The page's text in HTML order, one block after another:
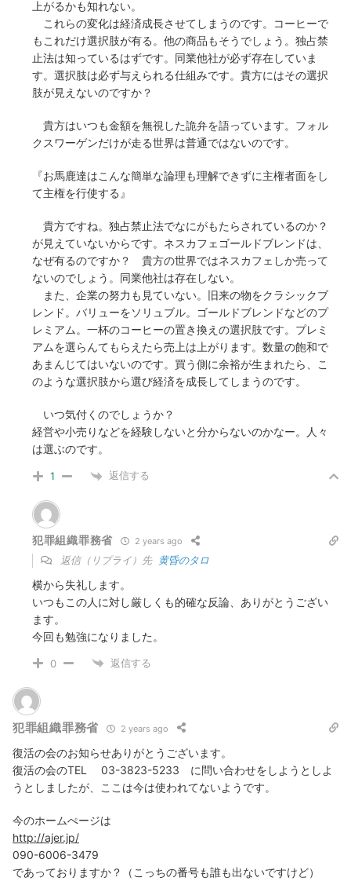
上がるかも知れない。
これらの変化は経済成長させてしまうのです。コーヒーで
もこれだけ選択肢が有る。他の商品もそうでしょう。独占禁
止法は知っているはずです。同業他社が必ず存在していま
す。選択肢は必ず与えられる仕組みです。貴方にはその選択
肢が見えないのですか？
貴方はいつも金額を無視した詭弁を語っています。フォル
クスワーゲンだけが走る世界は普通ではないのです。
『お馬鹿達はこんな簡単な論理も理解できずに主権者面をし
て主権を行使する』
貴方ですね。独占禁止法でなにがもたらされているのか？
が見えていないからです。ネスカフェゴールドブレンドは、
なぜ有るのですか？ 貴方の世界ではネスカフェしか売って
ないのでしょう。同業他社は存在しない。
また、企業の努力も見ていない。旧来の物をクラシックブ
レンド。バリューをソリュブル。ゴールドブレンドなどのプ
レミアム。一杯のコーヒーの置き換えの選択肢です。プレミ
アムを選らんてもらえたら売上は上がります。数量の飽和で
あまんじてはいないのです。買う側に余裕が生まれたら、こ
のような選択肢から選び経済を成長してしまうのです。
いつ気付くのでしょうか？
経営や小売りなどを経験しないと分からないのかなー。人々
は選ぶのです。
1 返信する
犯罪組織罪務省 2 years ago
返信（リプライ）先 黄昏のタロ
横から失礼します。
いつもこの人に対し厳しくも的確な反論、ありがとうござい
ます。
今回も勉強になりました。
0 返信する
犯罪組織罪務省 2 years ago
復活の会のお知らせありがとうございます。
復活の会のTEL 03-3823-5233 に問い合わせをしようとしよ
うとしましたが、ここは今は使われてないようです。
今のホームぺージは
http://ajer.jp/
090-6006-3479
であっておりますか？（こっちの番号も誰も出ないですけど）